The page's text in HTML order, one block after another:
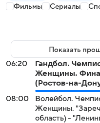
Фильмы Сериалы
Показать
06:20
Гандбол.
Женщины.
(Ростов-на-
08:00
Волейбол.
Женщины.
область) -